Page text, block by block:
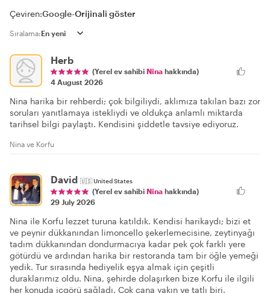
Çeviren:Google-Orijinali göster
Sıralama:
Herb
(Yerel ev sahibi Nina hakkında)
4 August 2026
Nina harika bir rehberdi; çok bilgiliydi, aklımıza takılan bazı zor
soruları yanıtlamaya istekliydi ve oldukça anlamlı miktarda
tarihsel bilgi paylaştı. Kendisini şiddetle tavsiye ediyoruz.
Nina ve Korfu
David 🇺🇸United States
(Yerel ev sahibi Nina hakkında)
29 July 2026
Nina ile Korfu lezzet turuna katıldık. Kendisi harikaydı; bizi et
ve peynir dükkanından limoncello şekerlemecisine, zeytinyağı
tadım dükkanından dondurmacıya kadar pek çok farklı yere
götürdü ve ardından harika bir restoranda tam bir öğle yemeği
yedik. Tur sırasında hediyelik eşya almak için çeşitli
duraklarımız oldu. Nina, şehirde dolaşırken bize Korfu ile ilgili
her konuda içgörü sağladı. Çok cana yakın ve tatlı biri.